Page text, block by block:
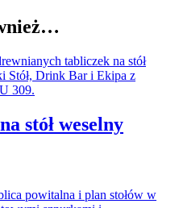
stół weselny